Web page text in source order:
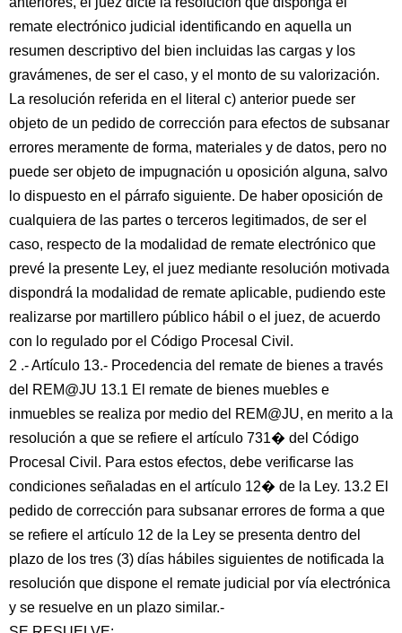
remate electrónico judicial identificando en aquella un
resumen descriptivo del bien incluidas las cargas y los
gravámenes, de ser el caso, y el monto de su valorización.
La resolución referida en el literal c) anterior puede ser
objeto de un pedido de corrección para efectos de subsanar
errores meramente de forma, materiales y de datos, pero no
puede ser objeto de impugnación u oposición alguna, salvo
lo dispuesto en el párrafo siguiente. De haber oposición de
cualquiera de las partes o terceros legitimados, de ser el
caso, respecto de la modalidad de remate electrónico que
prevé la presente Ley, el juez mediante resolución motivada
dispondrá la modalidad de remate aplicable, pudiendo este
realizarse por martillero público hábil o el juez, de acuerdo
con lo regulado por el Código Procesal Civil.
2 .- Artículo 13.- Procedencia del remate de bienes a través
del REM@JU 13.1 El remate de bienes muebles e
inmuebles se realiza por medio del REM@JU, en merito a la
resolución a que se refiere el artículo 731� del Código
Procesal Civil. Para estos efectos, debe verificarse las
condiciones señaladas en el artículo 12� de la Ley. 13.2 El
pedido de corrección para subsanar errores de forma a que
se refiere el artículo 12 de la Ley se presenta dentro del
plazo de los tres (3) días hábiles siguientes de notificada la
resolución que dispone el remate judicial por vía electrónica
y se resuelve en un plazo similar.-